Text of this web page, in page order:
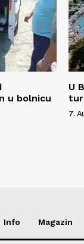
u bolnicu
U
7.
Info Magazin